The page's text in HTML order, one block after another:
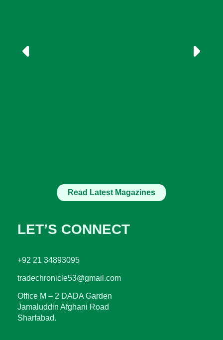
Read Latest Magazines
LET’S CONNECT
+92 21 34893095
tradechronicle53@gmail.com
Office M – 2 DADA Garden
Jamaluddin Afghani Road
Sharfabad.